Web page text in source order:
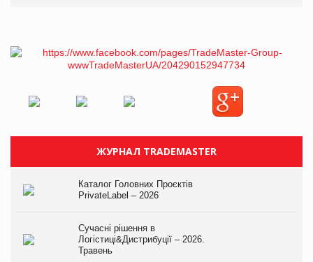
ЖУРНАЛ TRADEMASTER
Каталог Головних Проєктів
PrivateLabel – 2026
Сучасні рішення в
Логістиці&Дистрибуції – 2026.
Травень